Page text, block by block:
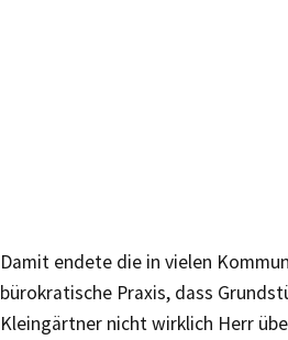
Damit endete die in vielen
bürokratische Praxis, dass
Kleingärtner nicht wirklich Herr